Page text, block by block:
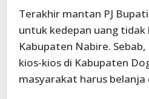
Terakhir mantan PJ
untuk kedepan uang tidak
Kabupaten Nabire.
kios-kios di Kabupaten
masyarakat harus belanja